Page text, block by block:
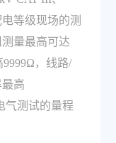
等级现场的测
量最高可达
，线路/
高
气测试的量程